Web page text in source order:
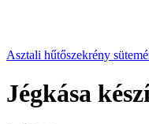
Asztali hűtőszekrény
Jégkása